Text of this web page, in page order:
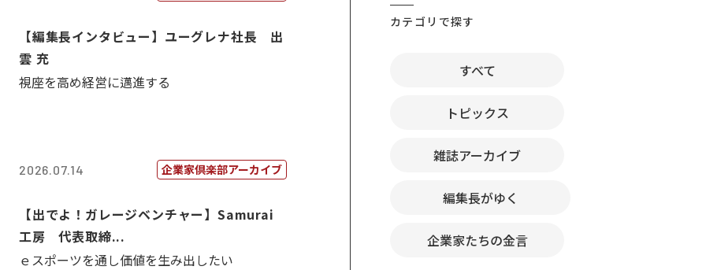
【編集長インタビュー】ユーグレナ社長 出
雲 充
視座を高め経営に邁進する
2026.07.14 企業家倶楽部アーカイブ
【出でよ！ガレージベンチャー】Samurai
工房 代表取締...
ｅスポーツを通し価値を生み出したい
カテゴリで探す
すべて
トピックス
雑誌アーカイブ
編集長がゆく
企業家たちの金言